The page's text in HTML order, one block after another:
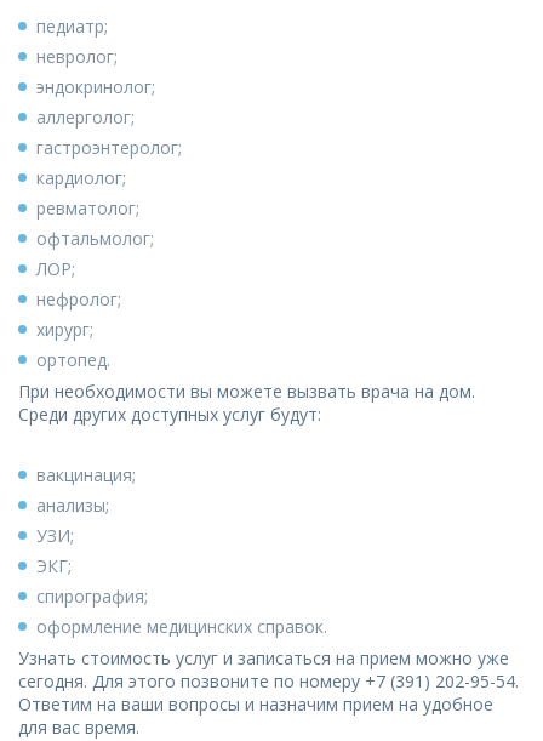
педиатр;
невролог;
эндокринолог;
аллерголог;
гастроэнтеролог;
кардиолог;
ревматолог;
офтальмолог;
ЛОР;
нефролог;
хирург;
ортопед.
При необходимости вы можете вызвать врача на дом.
Среди других доступных услуг будут:
вакцинация;
анализы;
УЗИ;
ЭКГ;
спирография;
оформление медицинских справок.
Узнать стоимость услуг и записаться на прием можно уже
сегодня. Для этого позвоните по номеру +7 (391) 202-95-54.
Ответим на ваши вопросы и назначим прием на удобное
для вас время.